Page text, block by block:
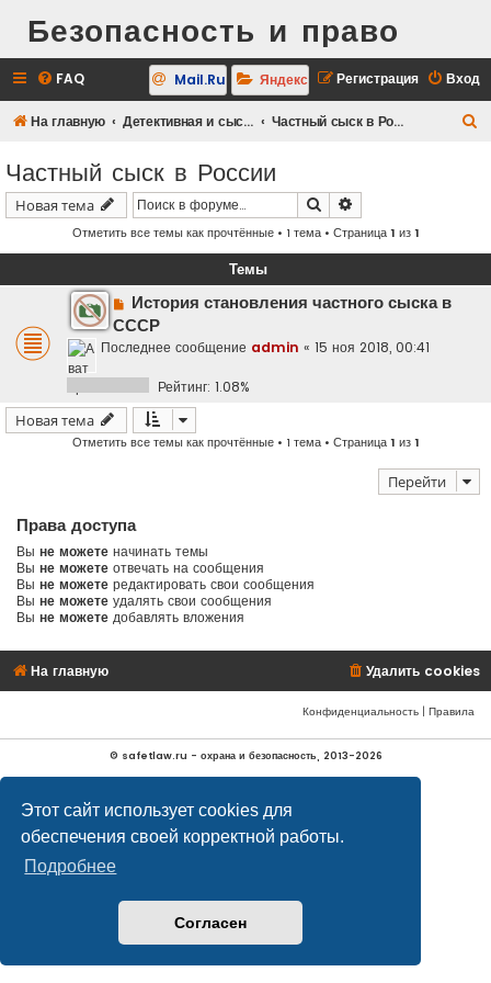
Этот сайт использует cookies для
обеспечения своей корректной работы.
Подробнее
Согласен
Безопасность и право
FAQ Вход
Регистрация
Mail.Ru Яндекс
На главную Детективная и сыскная деятельность Частный сыск в России
Частный сыск в России
Новая тема Поиск
Отметить все темы как прочтённые• 1 тема • Страница1 из1
Темы
История становления частного сыска в
СССР
Последнее сообщение admin « 15 ноя 2018, 00:41
Рейтинг: 1.08%
Новая тема
Отметить все темы как прочтённые• 1 тема • Страница1 из1
Перейти
Права доступа
Вы не можете начинать темы
Вы не можете отвечать на сообщения
Вы не можете редактировать свои сообщения
Вы не можете удалять свои сообщения
Вы не можете добавлять вложения
На главную Удалить cookies
Конфиденциальность | Правила
© safetlaw.ru - охрана и безопасность, 2013-2026